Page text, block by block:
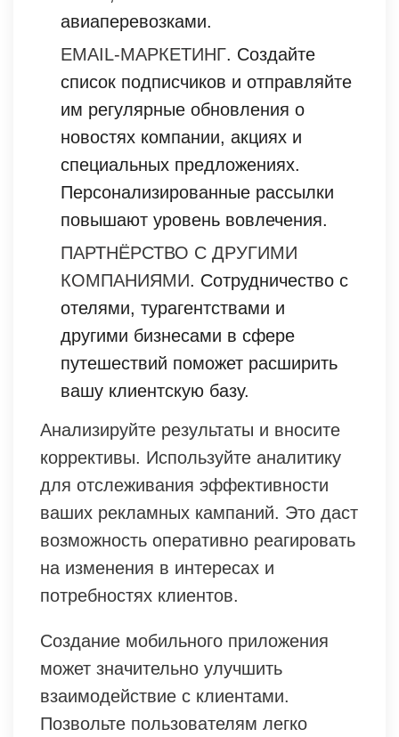
авиаперевозками.
EMAIL-МАРКЕТИНГ. Создайте
список подписчиков и отправляйте
им регулярные обновления о
новостях компании, акциях и
специальных предложениях.
Персонализированные рассылки
повышают уровень вовлечения.
ПАРТНЁРСТВО С ДРУГИМИ
КОМПАНИЯМИ. Сотрудничество с
отелями, турагентствами и
другими бизнесами в сфере
путешествий поможет расширить
вашу клиентскую базу.
Анализируйте результаты и вносите
коррективы. Используйте аналитику
для отслеживания эффективности
ваших рекламных кампаний. Это даст
возможность оперативно реагировать
на изменения в интересах и
потребностях клиентов.
Создание мобильного приложения
может значительно улучшить
взаимодействие с клиентами.
Позвольте пользователям легко